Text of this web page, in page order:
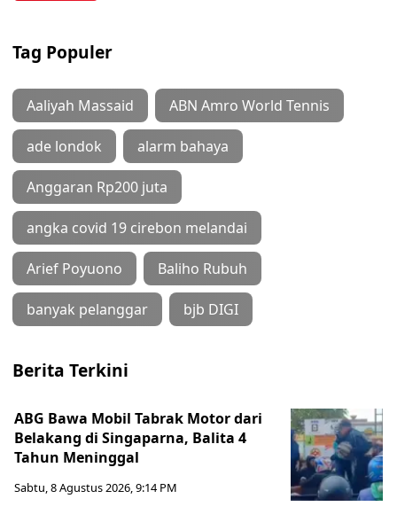
Tag Populer
Aaliyah Massaid ABN Amro World Tennis
ade londok alarm bahaya
Anggaran Rp200 juta
angka covid 19 cirebon melandai
Arief Poyuono Baliho Rubuh
banyak pelanggar bjb DIGI
Berita Terkini
ABG Bawa Mobil Tabrak Motor dari
Belakang di Singaparna, Balita 4
Tahun Meninggal
Sabtu, 8 Agustus 2026, 9:14 PM